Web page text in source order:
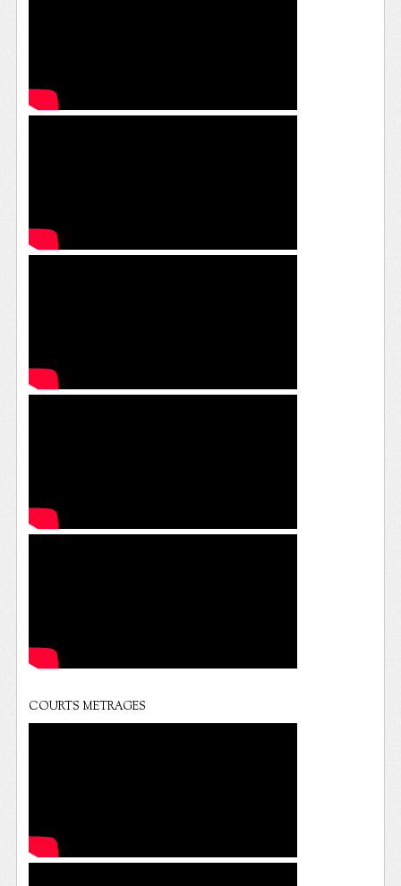
COURTS METRAGES